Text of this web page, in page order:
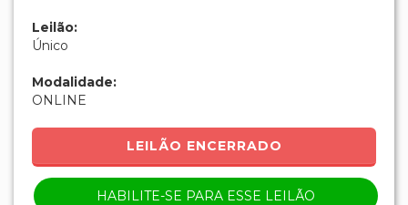
Leilão:
Único
Modalidade:
ONLINE
LEILÃO ENCERRADO
HABILITE-SE PARA ESSE LEILÃO